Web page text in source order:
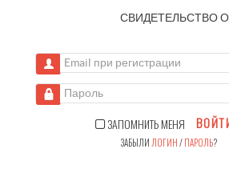
СВИДЕТЕЛЬСТВО
Email при регистрации
Пароль
ЗАПОМНИТЬ МЕНЯ
ЗАБЫЛИ ЛОГИН/ПАРОЛЬ?